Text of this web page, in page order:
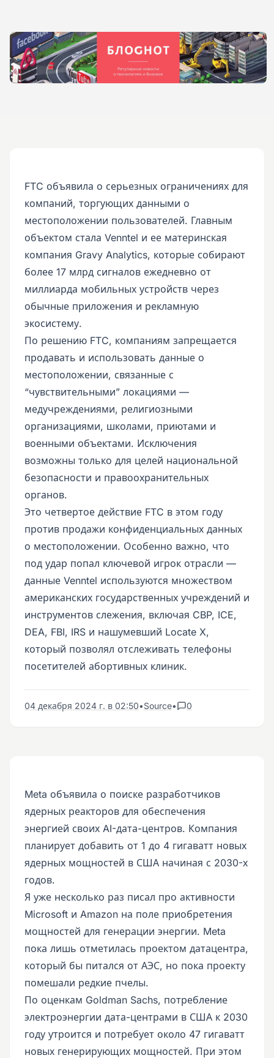
FTC объявила о серьезных ограничениях для
компаний, торгующих данными о
местоположении пользователей. Главным
объектом стала Venntel и ее материнская
компания Gravy Analytics, которые собирают
более 17 млрд сигналов ежедневно от
миллиарда мобильных устройств через
обычные приложения и рекламную
экосистему.
По решению FTC, компаниям запрещается
продавать и использовать данные о
местоположении, связанные с
“чувствительными” локациями —
медучреждениями, религиозными
организациями, школами, приютами и
военными объектами. Исключения
возможны только для целей национальной
безопасности и правоохранительных
органов.
Это четвертое действие FTC в этом году
против продажи конфиденциальных данных
о местоположении. Особенно важно, что
под удар попал ключевой игрок отрасли —
данные Venntel используются множеством
американских государственных учреждений и
инструментов слежения, включая CBP, ICE,
DEA, FBI, IRS и нашумевший Locate X,
который позволял отслеживать телефоны
посетителей абортивных клиник.
04 декабря 2024 г. в 02:50•Source• 0
Meta объявила о поиске разработчиков
ядерных реакторов для обеспечения
энергией своих AI-дата-центров. Компания
планирует добавить от 1 до 4 гигаватт новых
ядерных мощностей в США начиная с 2030-х
годов.
Я уже несколько раз писал про активности
Microsoft и Amazon на поле приобретения
мощностей для генерации энергии. Meta
пока лишь отметилась проектом датацентра,
который бы питался от АЭС, но пока проекту
помешали редкие пчелы.
По оценкам Goldman Sachs, потребление
электроэнергии дата-центрами в США к 2030
году утроится и потребует около 47 гигаватт
новых генерирующих мощностей. При этом